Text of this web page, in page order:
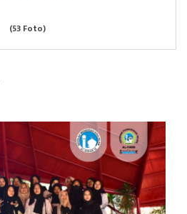
(53 Foto)